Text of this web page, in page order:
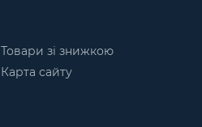
Товари зі знижкою
Карта сайту